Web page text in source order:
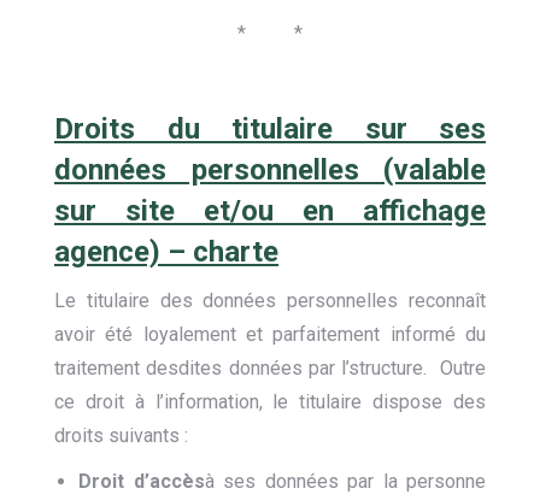
* *
Droits du titulaire sur ses
données personnelles (valable
sur site et/ou en affichage
agence) – charte
Le titulaire des données personnelles reconnaît
avoir été loyalement et parfaitement informé du
traitement desdites données par l’structure. Outre
ce droit à l’information, le titulaire dispose des
droits suivants :
Droit d’accèsà ses données par la personne